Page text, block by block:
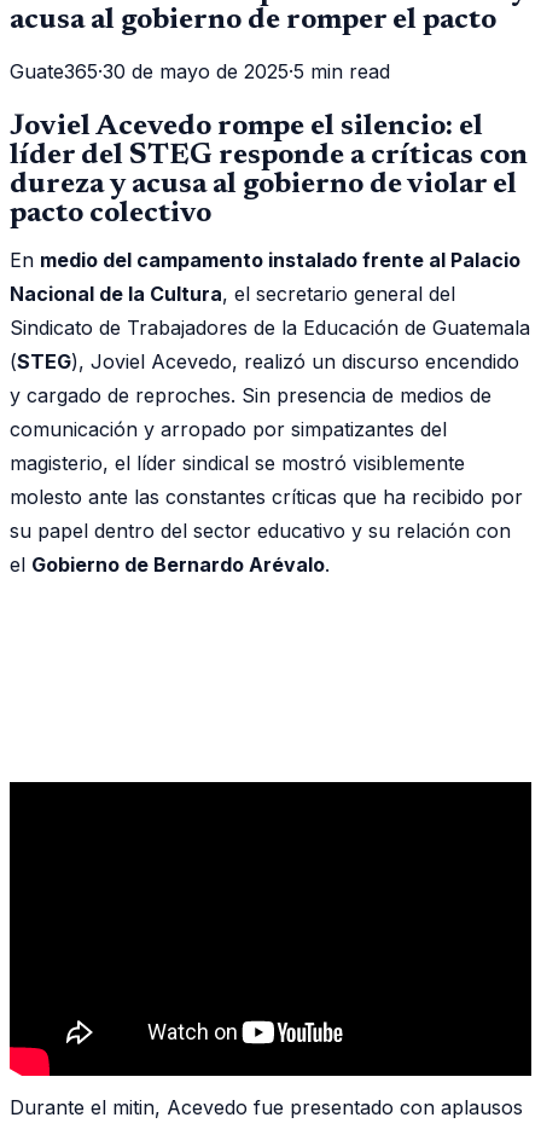
acusa al gobierno de romper el pacto
Guate365·30 de mayo de 2025·5 min read
Joviel Acevedo rompe el silencio: el
líder del STEG responde a críticas con
dureza y acusa al gobierno de violar el
pacto colectivo
En medio del campamento instalado frente al Palacio
Nacional de la Cultura, el secretario general del
Sindicato de Trabajadores de la Educación de Guatemala
(STEG), Joviel Acevedo, realizó un discurso encendido
y cargado de reproches. Sin presencia de medios de
comunicación y arropado por simpatizantes del
magisterio, el líder sindical se mostró visiblemente
molesto ante las constantes críticas que ha recibido por
su papel dentro del sector educativo y su relación con
el Gobierno de Bernardo Arévalo.
Durante el mitin, Acevedo fue presentado con aplausos